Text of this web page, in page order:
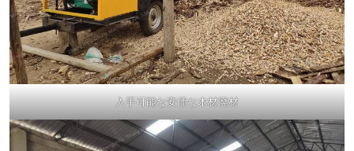
入手可能な安価な木材廃材